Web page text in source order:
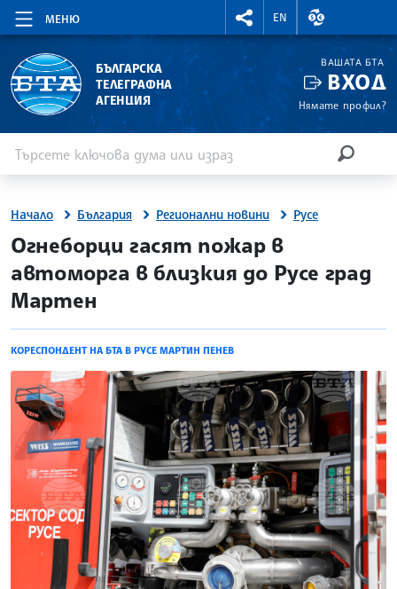
МЕНЮ
RIGHTMENU.SOCIAL
EN
ВАЛУТНИ
БЪЛГАРСКА
ТЕЛЕГРАФНА
АГЕНЦИЯ
ВАШАТА БТА
ВХОД
Нямате профил?
Начало България Регионални новини Русе
site.bta
Огнеборци гасят пожар в
автоморга в близкия до Русе град
Мартен
КОРЕСПОНДЕНТ НА БТА В РУСЕ МАРТИН ПЕНЕВ